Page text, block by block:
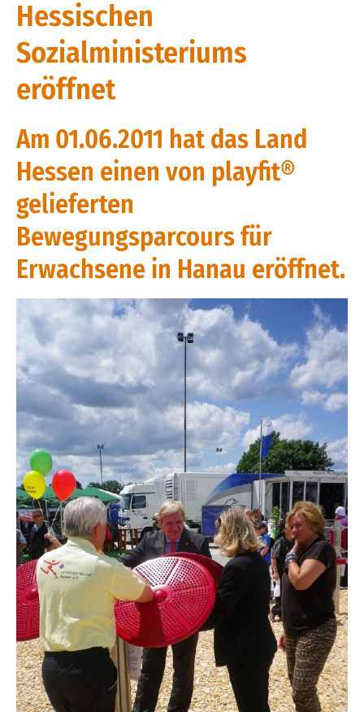
Hessischen
Sozialministeriums
eröffnet
Am 01.06.2011 hat das Land
Hessen einen von playfit®
gelieferten
Bewegungsparcours für
Erwachsene in Hanau eröffnet.